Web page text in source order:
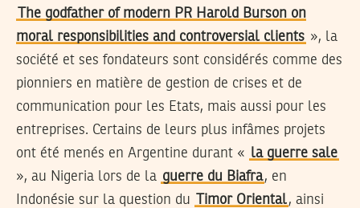
The godfather of modern PR Harold Burson on
moral responsibilities and controversial clients », la
société et ses fondateurs sont considérés comme des
pionniers en matière de gestion de crises et de
communication pour les Etats, mais aussi pour les
entreprises. Certains de leurs plus infâmes projets
ont été menés en Argentine durant « la guerre sale
», au Nigeria lors de la guerre du Biafra, en
Indonésie sur la question du
Timor Oriental, ainsi